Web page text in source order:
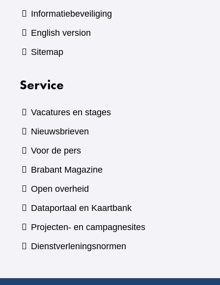
Informatiebeveiliging
English version
Sitemap
Service
Vacatures en stages
Nieuwsbrieven
Voor de pers
Brabant Magazine(verwijst
andere
website)
Open overheid
Dataportaal en Kaartbank(verwijst
naar
Projecten- en campagnesites
Dienstverleningsnormen